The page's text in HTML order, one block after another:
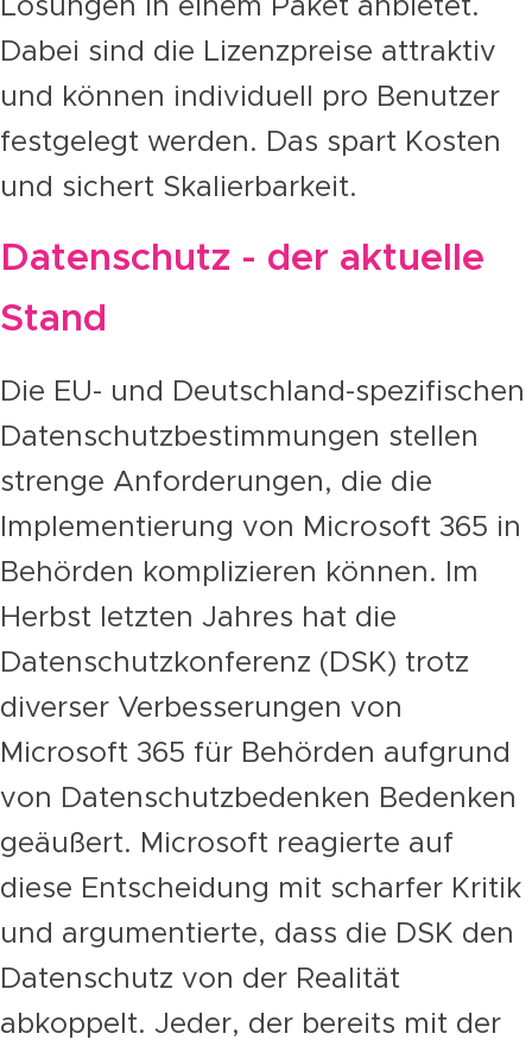
Lösungen in einem Paket anbietet.
Dabei sind die Lizenzpreise attraktiv
und können individuell pro Benutzer
festgelegt werden. Das spart Kosten
und sichert Skalierbarkeit.
Datenschutz - der aktuelle
Stand
Die EU- und Deutschland-spezifischen
Datenschutzbestimmungen stellen
strenge Anforderungen, die die
Implementierung von Microsoft 365 in
Behörden komplizieren können. Im
Herbst letzten Jahres hat die
Datenschutzkonferenz (DSK) trotz
diverser Verbesserungen von
Microsoft 365 für Behörden aufgrund
von Datenschutzbedenken Bedenken
geäußert. Microsoft reagierte auf
diese Entscheidung mit scharfer Kritik
und argumentierte, dass die DSK den
Datenschutz von der Realität
abkoppelt. Jeder, der bereits mit der